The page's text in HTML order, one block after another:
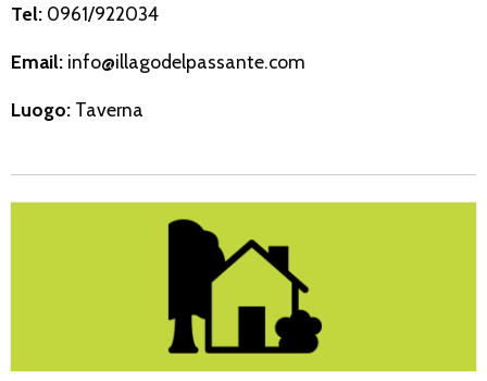
Tel: 0961/922034
Email: info@illagodelpassante.com
Luogo: Taverna
Gigliotti Ettore Azienda Agricola e Zootecnica